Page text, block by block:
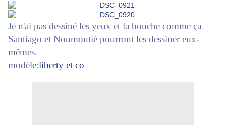
Je n'ai pas dessiné les yeux et la bouche comme ça
Santiago et Noumoutié pourront les dessiner eux-
mêmes.
modèle:liberty et co